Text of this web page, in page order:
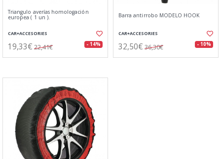
Triangulo averías homologación
europea ( 1 un ).
CAR+ACCESORIES
19,33€ 22,41€ - 14%
Barra antirrobo MODELO HOOK
CAR+ACCESORIES
32,50€ 36,30€ - 10%